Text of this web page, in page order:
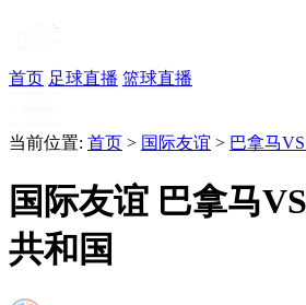
首页 足球直播 篮球直播
当前位置: 首页 > 国际友谊 > 巴拿马
国际友谊 巴拿马
共和国